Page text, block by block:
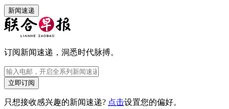
新闻速递
订阅新闻速递，洞悉时代脉搏。
立即订阅
只想接收感兴趣的新闻速递? 点击设置您的偏好。